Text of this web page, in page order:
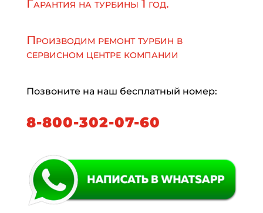
Гарантия на турбины 1 год.
Производим ремонт турбин в
сервисном центре компании
Позвоните на наш бесплатный номер:
8-800-302-07-60